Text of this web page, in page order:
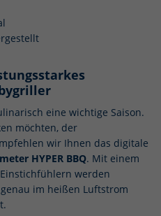
eine wichtige Saison.
möchten, der
wir Ihnen das digitale
HYPER BBQ. Mit einem
werden
im heißen Luftstrom